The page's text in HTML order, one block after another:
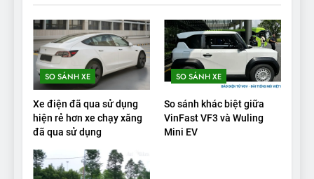
SO SÁNH XE
Xe điện đã qua sử dụng
hiện rẻ hơn xe chạy xăng
đã qua sử dụng
SO SÁNH XE
So sánh khác biệt giữa
VinFast VF3 và Wuling
Mini EV
VinFast VF9 có gì để cạnh
tranh với các xe xăng cùng
tầm giá?
ĐÁNH GIÁ XE
20
Đánh giá: Người đam mê xe
điện Hyundai Ioniq 5 N 2025